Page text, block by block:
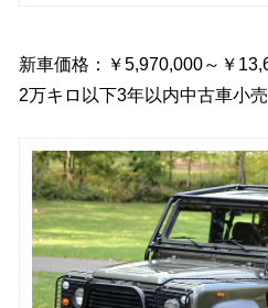
新車価格：￥5,970,000～￥
2万キロ以下3年以内中古車小